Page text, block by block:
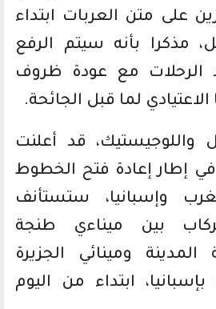
على متن العربات ابتداء
مذكرا بأنه سيتم الرفع
الرحلات مع عودة ظروف
لما قبل الجائحة.
واللوجيستيك، قد أعلنت
في إطار إعادة فتح الخطوط
وإسبانيا، ستستأنف
بين ميناءي طنجة
ومينائي الجزيرة
ابتداء من اليوم